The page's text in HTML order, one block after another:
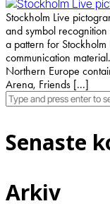
Stockholm Live
and symbol
a pattern for
communication
Northern Europe
Arena, Friends [...]
Senaste
Arkiv